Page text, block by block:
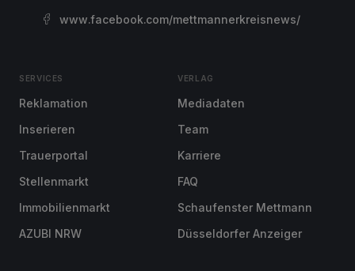
www.facebook.com/mettmannerkreisnews/
SERVICES
Reklamation
Inserieren
Trauerportal
Stellenmarkt
Immobilienmarkt
AZUBI NRW
VERLAG
Mediadaten
Team
Karriere
FAQ
Schaufenster Mettmann
Düsseldorfer Anzeiger